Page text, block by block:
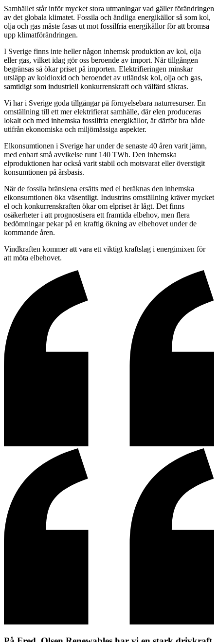
Samhället står inför mycket stora utmaningar vad gäller förändringen
av det globala klimatet. Fossila och ändliga energikällor så som kol,
olja och gas måste fasas ut mot fossilfria energikällor för att bromsa
upp klimatförändringen.
I Sverige finns inte heller någon inhemsk produktion av kol, olja
eller gas, vilket idag gör oss beroende av import. När tillgången
begränsas så ökar priset på importen. Elektrifieringen minskar
utsläpp av koldioxid och beroendet av utländsk kol, olja och gas,
samtidigt som industriell konkurrenskraft och välfärd säkras.
Vi har i Sverige goda tillgångar på förnyelsebara naturresurser. En
omställning till ett mer elektrifierat samhälle, där elen produceras
lokalt och med inhemska fossilfria energikällor, är därför bra både
utifrån ekonomiska och miljömässiga aspekter.
Elkonsumtionen i Sverige har under de senaste 40 åren varit jämn,
med enbart små avvikelse runt 140 TWh. Den inhemska
elproduktionen har också varit stabil och motsvarat eller överstigit
konsumtionen på årsbasis.
När de fossila bränslena ersätts med el beräknas den inhemska
elkonsumtionen öka väsentligt. Industrins omställning kräver mycket
el och konkurrenskraften ökar om elpriset är lågt. Det finns
osäkerheter i att prognostisera ett framtida elbehov, men flera
bedömningar pekar på en kraftig ökning av elbehovet under de
kommande åren.
Vindkraften kommer att vara ett viktigt kraftslag i energimixen för
att möta elbehovet.